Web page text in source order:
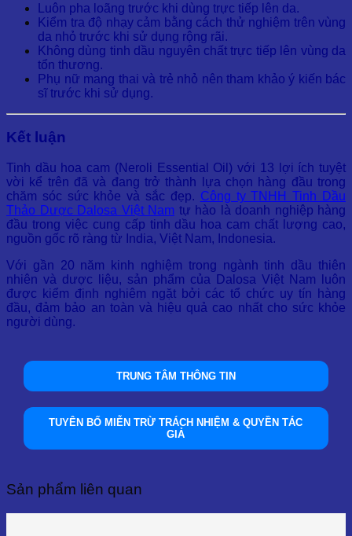
Luôn pha loãng trước khi dùng trực tiếp lên da.
Kiểm tra độ nhạy cảm bằng cách thử nghiệm trên vùng
da nhỏ trước khi sử dụng rộng rãi.
Không dùng tinh dầu nguyên chất trực tiếp lên vùng da
tổn thương.
Phụ nữ mang thai và trẻ nhỏ nên tham khảo ý kiến bác
sĩ trước khi sử dụng.
Kết luận
Tinh dầu hoa cam (Neroli Essential Oil) với 13 lợi ích tuyệt
vời kể trên đã và đang trở thành lựa chọn hàng đầu trong
chăm sóc sức khỏe và sắc đẹp. Công ty TNHH Tinh Dầu
Thảo Dược Dalosa Việt Nam tự hào là doanh nghiệp hàng
đầu trong việc cung cấp tinh dầu hoa cam chất lượng cao,
nguồn gốc rõ ràng từ India, Việt Nam, Indonesia.
Với gần 20 năm kinh nghiệm trong ngành tinh dầu thiên
nhiên và dược liệu, sản phẩm của Dalosa Việt Nam luôn
được kiểm định nghiêm ngặt bởi các tổ chức uy tín hàng
đầu, đảm bảo an toàn và hiệu quả cao nhất cho sức khỏe
người dùng.
TRUNG TÂM THÔNG TIN
TUYÊN BỐ MIỄN TRỪ TRÁCH NHIỆM & QUYỀN TÁC
GIẢ
Sản phẩm liên quan